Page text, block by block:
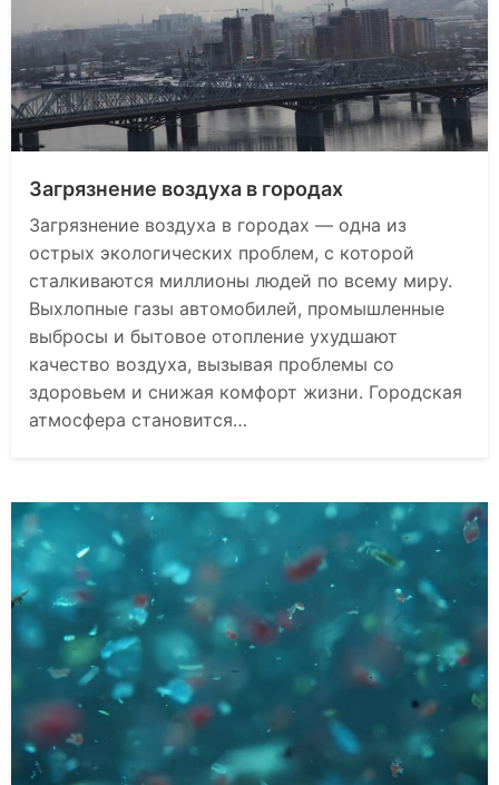
Загрязнение воздуха в городах
Загрязнение воздуха в городах — одна из
острых экологических проблем, с которой
сталкиваются миллионы людей по всему миру.
Выхлопные газы автомобилей, промышленные
выбросы и бытовое отопление ухудшают
качество воздуха, вызывая проблемы со
здоровьем и снижая комфорт жизни. Городская
атмосфера становится…